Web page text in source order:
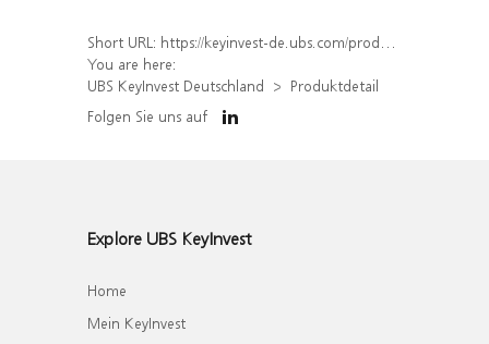
Short URL: https://keyinvest-de.ubs.com/produkt/detail/index/isin/DE000WA7G179
You are here:
UBS KeyInvest Deutschland
Produktdetail
Folgen Sie uns auf
Explore UBS KeyInvest
Home
Mein KeyInvest